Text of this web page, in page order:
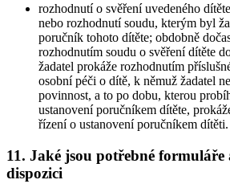
rozhodnutí o svěření uvedeného
nebo rozhodnutí soudu, kterým byl
poručník tohoto dítěte; obdobně
rozhodnutím soudu o svěření dítěte
žadatel prokáže rozhodnutím
osobní péči o dítě, k němuž žadatel
povinnost, a to po dobu, kterou
ustanovení poručníkem dítěte,
řízení o ustanovení poručníkem dítěti.
11. Jaké jsou potřebné formuláře
dispozici